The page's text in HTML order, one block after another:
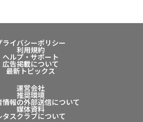
ライバシーポリシー
利用規約
ヘルプ・サポート
広告掲載について
最新トピックス
運営会社
推奨環境
情報の外部送信について
媒体資料
タスクラブについて